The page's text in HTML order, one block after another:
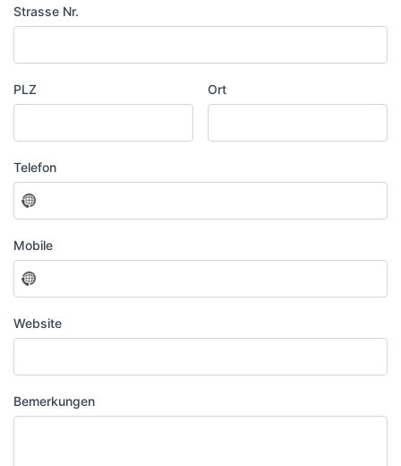
Strasse Nr.
PLZ Ort
Telefon
No
country
selected
Mobile
No
country
selected
Website
Bemerkungen